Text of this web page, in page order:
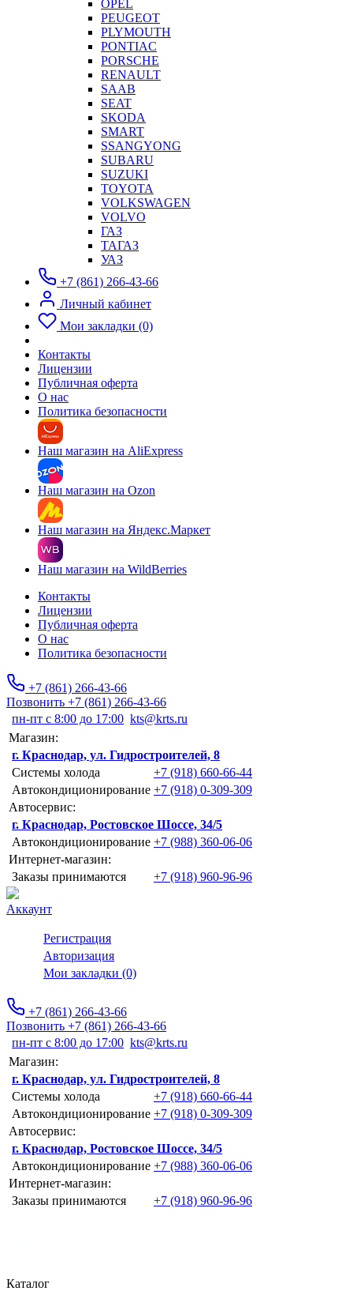
OPEL
PEUGEOT
PLYMOUTH
PONTIAC
PORSCHE
RENAULT
SAAB
SEAT
SKODA
SMART
SSANGYONG
SUBARU
SUZUKI
TOYOTA
VOLKSWAGEN
VOLVO
ГАЗ
ТАГАЗ
УАЗ
+7 (861) 266-43-66
Личный кабинет
Мои закладки (0)
Контакты
Лицензии
Публичная оферта
О нас
Политика безопасности
Наш магазин на AliExpress
Наш магазин на Ozon
Наш магазин на Яндекс.Маркет
Наш магазин на WildBerries
Контакты
Лицензии
Публичная оферта
О нас
Политика безопасности
+7 (861) 266-43-66
Позвонить +7 (861) 266-43-66
пн-пт с 8:00 до 17:00 kts@krts.ru
Магазин:
г. Краснодар, ул. Гидростроителей, 8
Системы холода
+7 (918) 660-66-44
Автокондиционирование +7 (918) 0-309-309
Автосервис:
г. Краснодар, Ростовское Шоссе, 34/5
Автокондиционирование +7 (988) 360-06-06
Интернет-магазин:
Заказы принимаются
+7 (918) 960-96-96
Аккаунт
Регистрация
Авторизация
Мои закладки (0)
+7 (861) 266-43-66
Позвонить +7 (861) 266-43-66
пн-пт с 8:00 до 17:00 kts@krts.ru
Магазин:
г. Краснодар, ул. Гидростроителей, 8
Системы холода
+7 (918) 660-66-44
Автокондиционирование +7 (918) 0-309-309
Автосервис:
г. Краснодар, Ростовское Шоссе, 34/5
Автокондиционирование +7 (988) 360-06-06
Интернет-магазин:
Заказы принимаются
+7 (918) 960-96-96
Каталог